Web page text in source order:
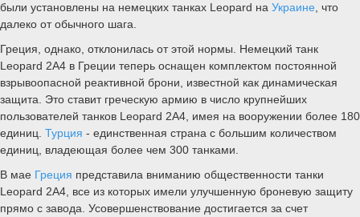
были установлены на немецких танках Leopard на Украине , что
далеко от обычного шага.
Греция, однако, отклонилась от этой нормы. Немецкий танк
Leopard 2A4 в Греции теперь оснащен комплектом постоянной
взрывоопасной реактивной брони, известной как динамическая
защита. Это ставит греческую армию в число крупнейших
пользователей танков Leopard 2A4, имея на вооружении более 180
единиц. Турция - единственная страна с большим количеством
единиц, владеющая более чем 300 танками.
В мае Греция представила вниманию общественности танки
Leopard 2A4, все из которых имели улучшенную броневую защиту
прямо с завода. Усовершенствование достигается за счет